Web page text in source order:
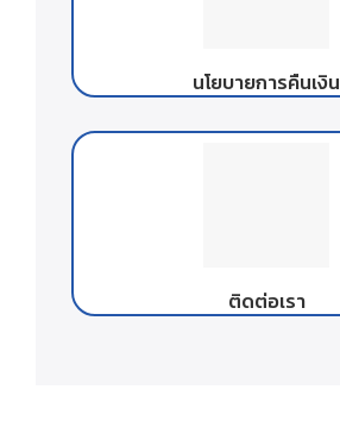
นโยบายการคืนเงิน
ติดต่อเรา